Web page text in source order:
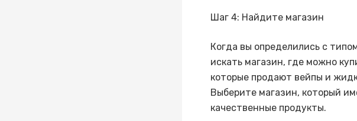
Шаг 4: Найдите магазин
Когда вы определились с
искать магазин, где можно
которые продают вейпы и
Выберите магазин, который
качественные продукты.